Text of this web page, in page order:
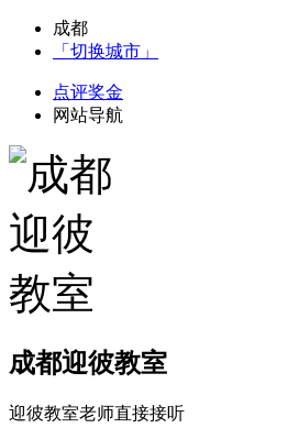
成都
「切换城市」
点评奖金
网站导航
成都迎彼教室
迎彼教室老师直接接听